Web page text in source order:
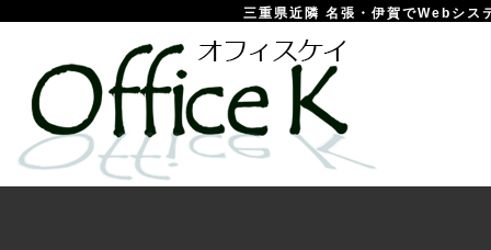
三重県近隣 名張・伊賀でWebシ